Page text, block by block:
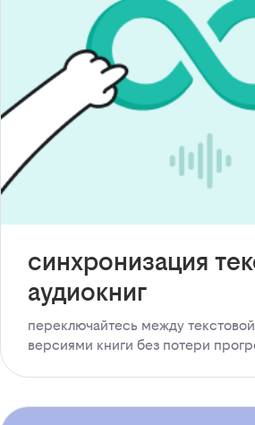
синхронизация
аудиокниг
переключайтесь между
версиями книги без потери